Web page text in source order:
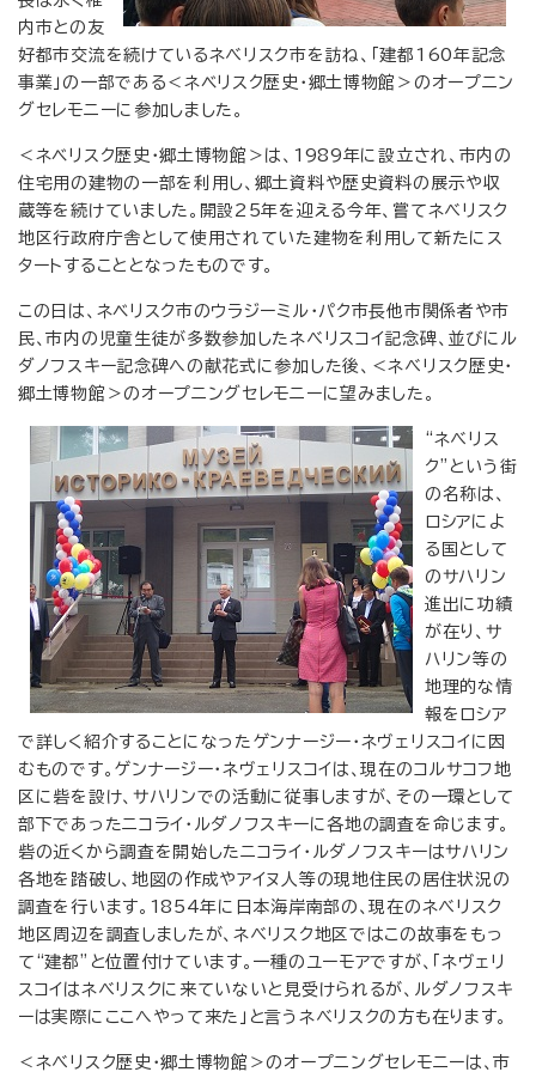
内市との友
好都市交流を続けているネべリスク市を訪ね、「建都160年記念
事業」の一部である＜ネベリスク歴史・郷土博物館＞のオープニン
グセレモニーに参加しました。
＜ネベリスク歴史・郷土博物館＞は、1989年に設立され、市内の
住宅用の建物の一部を利用し、郷土資料や歴史資料の展示や収
蔵等を続けていました。開設25年を迎える今年、嘗てネべリスク
地区行政府庁舎として使用されていた建物を利用して新たにス
タートすることとなったものです。
この日は、ネベリスク市のウラジーミル・パク市長他市関係者や市
民、市内の児童生徒が多数参加したネべリスコイ記念碑、並びにル
ダノフスキー記念碑への献花式に参加した後、＜ネべリスク歴史・
郷土博物館＞のオープニングセレモニーに望みました。
“ネべリス
ク”という街
の名称は、
ロシアによ
る国として
のサハリン
進出に功績
が在り、サ
ハリン等の
地理的な情
報をロシア
で詳しく紹介することになったゲンナージー・ネヴェリスコイに因
むものです。ゲンナージー・ネヴェリスコイは、現在のコルサコフ地
区に砦を設け、サハリンでの活動に従事しますが、その一環として
部下であったニコライ・ルダノフスキーに各地の調査を命じます。
砦の近くから調査を開始したニコライ・ルダノフスキーはサハリン
各地を踏破し、地図の作成やアイヌ人等の現地住民の居住状況の
調査を行います。1854年に日本海岸南部の、現在のネべリスク
地区周辺を調査しましたが、ネべリスク地区ではこの故事をもっ
て“建都”と位置付けています。一種のユーモアですが、「ネヴェリ
スコイはネべリスクに来ていないと見受けられるが、ルダノフスキ
ーは実際にここへやって来た」と言うネべリスクの方も在ります。
＜ネべリスク歴史・郷土博物館＞のオープニングセレモニーは、市